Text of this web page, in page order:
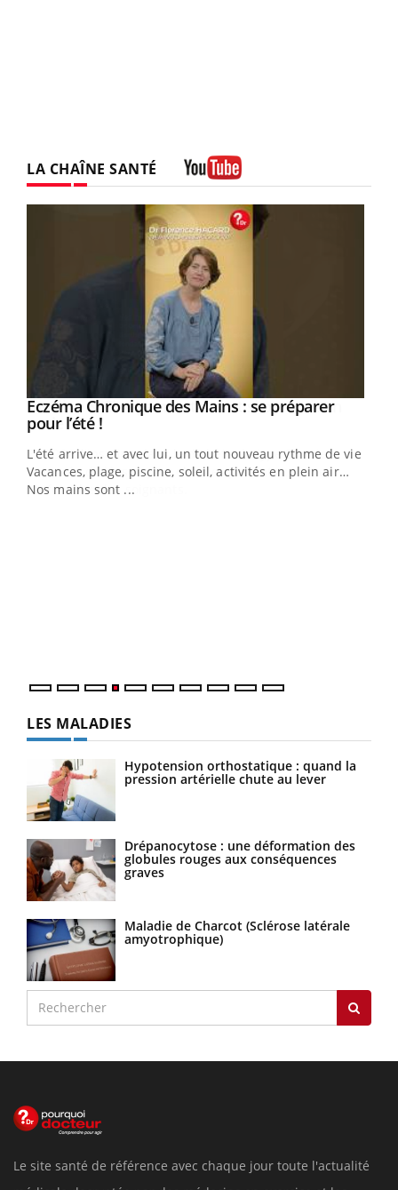
LA CHAÎNE SANTÉ
Youtube
Eczéma Chronique des Mains : se préparer
pour l’été !Youtube
L'été arrive… et avec lui, un tout nouveau rythme de vie !
Vacances, plage, piscine, soleil, activités en plein air…
Nos mains sont ...
LES MALADIES
Hypotension orthostatique : quand la
pression artérielle chute au lever
Drépanocytose : une déformation des
globules rouges aux conséquences
graves
Maladie de Charcot (Sclérose latérale
amyotrophique)
Le site santé de référence avec chaque jour toute l'actualité